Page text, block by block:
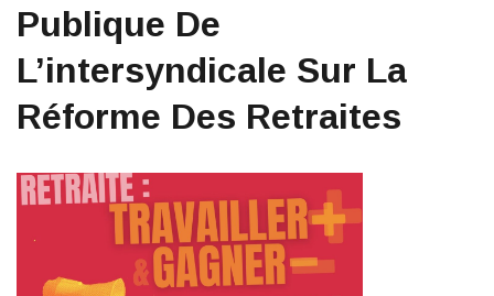
Publique De
L’intersyndicale Sur La
Réforme Des Retraites